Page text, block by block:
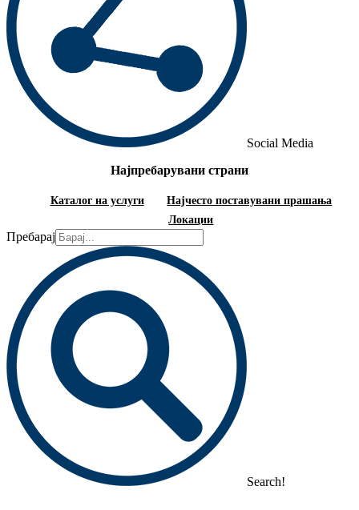
Social Media
Најпребарувани страни
Каталог на услуги
Најчесто поставувани прашања
Локации
Пребарај
Search!